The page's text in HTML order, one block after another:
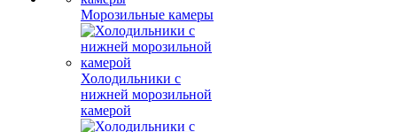
Морозильные камеры
Холодильники с
нижней морозильной
камерой